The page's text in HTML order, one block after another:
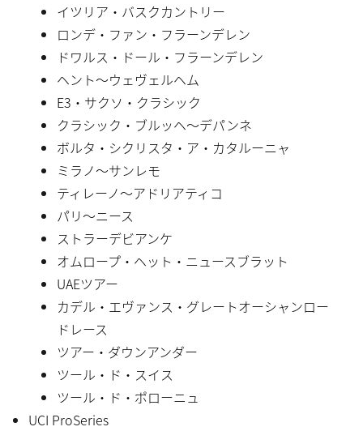
イツリア・バスクカントリー
ロンデ・ファン・フラーンデレン
ドワルス・ドール・フラーンデレン
ヘント〜ウェヴェルヘム
E3・サクソ・クラシック
クラシック・ブルッヘ〜デパンネ
ボルタ・シクリスタ・ア・カタルーニャ
ミラノ〜サンレモ
ティレーノ〜アドリアティコ
パリ〜ニース
ストラーデビアンケ
オムロープ・ヘット・ニュースブラット
UAEツアー
カデル・エヴァンス・グレートオーシャンロー
ドレース
ツアー・ダウンアンダー
ツール・ド・スイス
ツール・ド・ポローニュ
UCI ProSeries